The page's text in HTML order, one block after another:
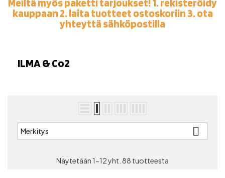
Meiltä myös paketti tarjoukset! 1. rekisteröidy
kauppaan 2. laita tuotteet ostoskoriin 3. ota
yhteyttä sähköpostilla
ILMA & Co2
Merkitys 
Näytetään 1-12 yht. 88 tuotteesta